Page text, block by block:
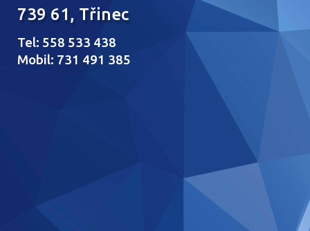
739 61, Třinec
Tel: 558 533 438
Mobil: 731 491 385